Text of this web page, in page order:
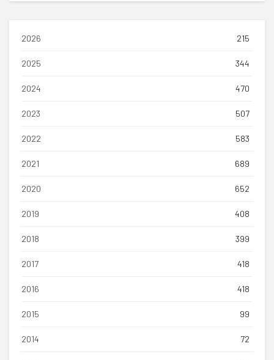
2026 215
2025 344
2024 470
2023 507
2022 583
2021 689
2020 652
2019 408
2018 399
2017 418
2016 418
2015 99
2014 72